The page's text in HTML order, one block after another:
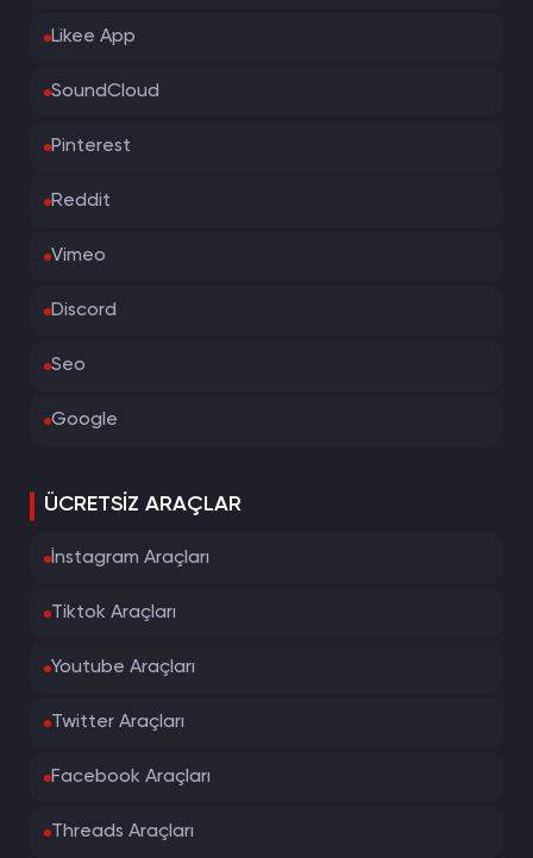
Likee App
SoundCloud
Pinterest
Reddit
Vimeo
Discord
Seo
Google
ÜCRETSIZ ARAÇLAR
İnstagram Araçları
Tiktok Araçları
Youtube Araçları
Twitter Araçları
Facebook Araçları
Threads Araçları